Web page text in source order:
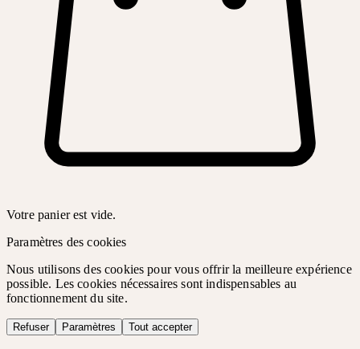
Votre panier est vide.
Paramètres des cookies
Nous utilisons des cookies pour vous offrir la meilleure expérience
possible. Les cookies nécessaires sont indispensables au
fonctionnement du site.
Refuser Paramètres Tout accepter